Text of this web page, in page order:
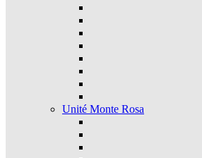
Unité Monte Rosa